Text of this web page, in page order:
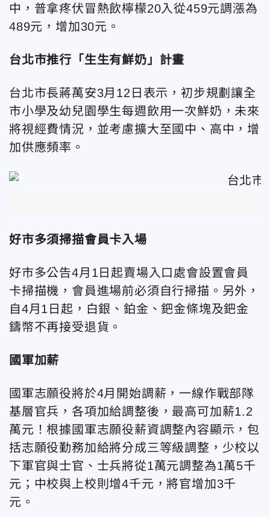
中，普拿疼伏冒熱飲檸檬20入從459元調漲為
489元，增加30元。
台北市推行「生生有鮮奶」計畫
台北市長蔣萬安3月12日表示，初步規劃讓全
市小學及幼兒園學生每週飲用一次鮮奶，未來
將視經費情況，並考慮擴大至國中、高中，增
加供應頻率。
好市多須掃描會員卡入場
好市多公告4月1日起賣場入口處會設置會員
卡掃描機，會員進場前必須自行掃描。另外，
自4月1日起，白銀、鉑金、鈀金條塊及鈀金
鑄幣不再接受退貨。
國軍加薪
國軍志願役將於4月開始調薪，一線作戰部隊
基層官兵，各項加給調整後，最高可加薪1.2
萬元！根據國軍志願役薪資調整內容顯示，包
括志願役勤務加給將分成三等級調整，少校以
下軍官與士官、士兵將從1萬元調整為1萬5千
元；中校與上校則增4千元，將官增加3千
元。